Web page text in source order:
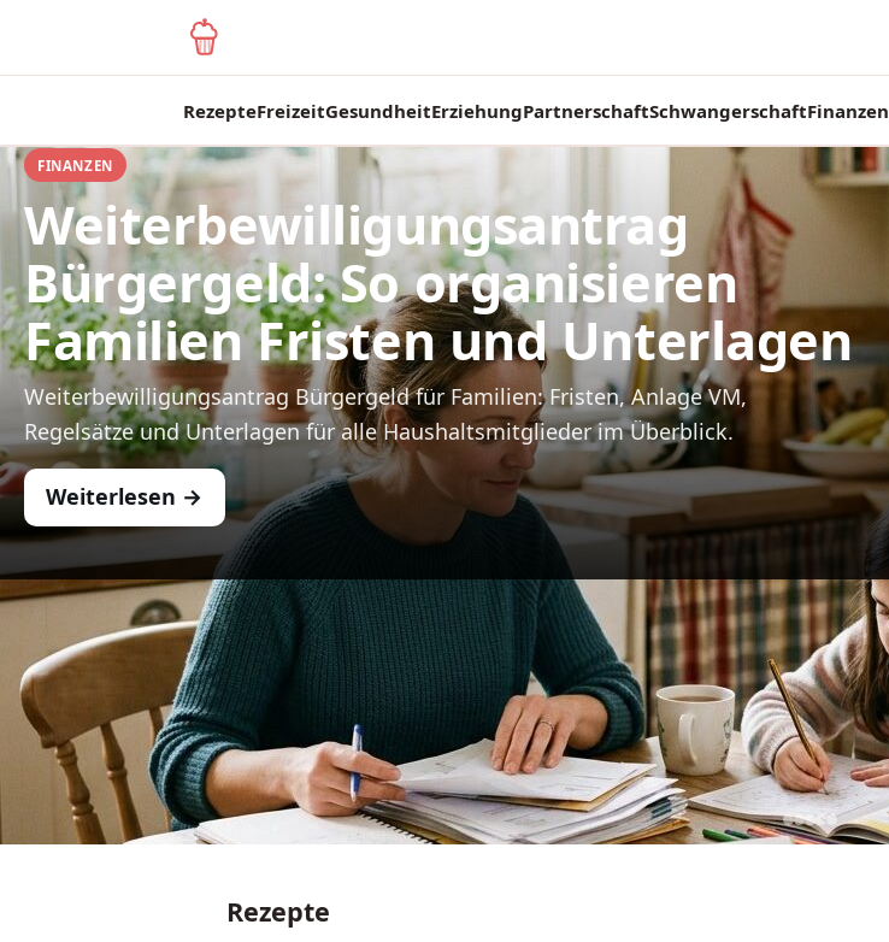
RezepteFreizeitGesundheitErziehungPartnerschaftSchwangerschaftFinanzen
FINANZEN
Weiterbewilligungsantrag
Bürgergeld: So organisieren
Familien Fristen und Unterlagen
Weiterbewilligungsantrag Bürgergeld für Familien: Fristen, Anlage VM,
Regelsätze und Unterlagen für alle Haushaltsmitglieder im Überblick.
Weiterlesen →
Rezepte